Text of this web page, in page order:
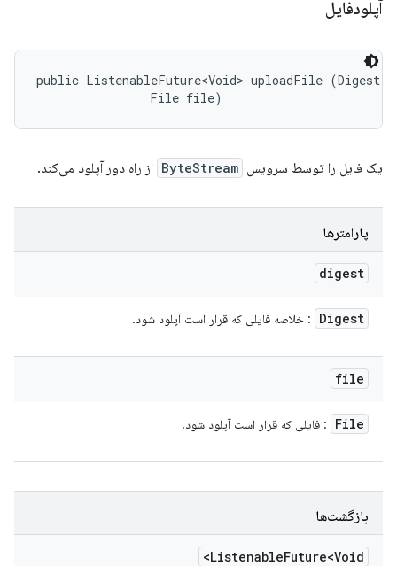
آپلودفایل
public ListenableFuture<Void> uploadFile (Digest
                File file)
یک فایل را توسط سرویس ByteStream از راه دور آپلود می‌کند.
پارامترها
digest
Digest : خلاصه فایلی که قرار است آپلود شود.
file
File : فایلی که قرار است آپلود شود.
بازگشت‌ها
ListenableFuture<Void>